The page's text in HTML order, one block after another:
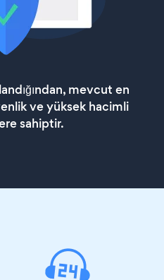
mevcut en
ve yüksek hacimli
sahiptir.